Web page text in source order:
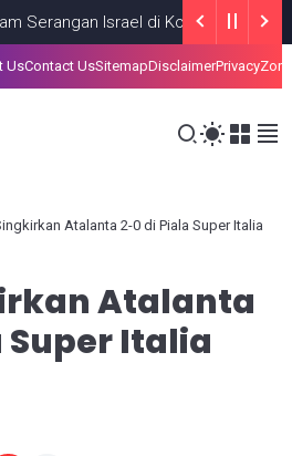
Israel di Kota Gaza GAZA JULY
UsContact UsSitemapDisclaimerPrivacy
Atalanta 2-0 di Piala Super Italia
Atalanta
Super Italia